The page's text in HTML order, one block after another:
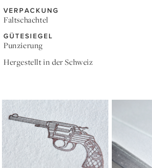
VERPACKUNG
Faltschachtel
GÜTESIEGEL
Punzierung
Hergestellt in der Schweiz